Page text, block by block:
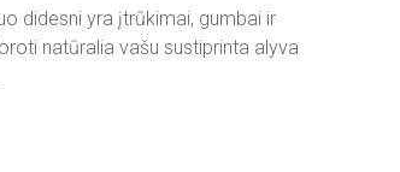
didesni yra įtrūkimai, gumbai ir
natūralia vašu sustiprinta alyva